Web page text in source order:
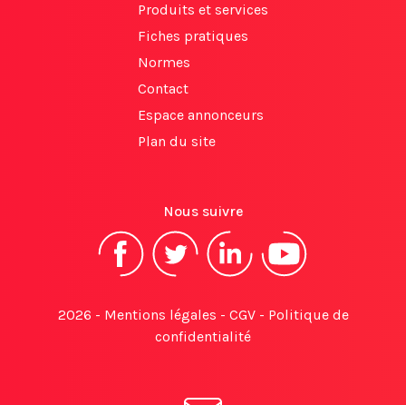
Produits et services
Fiches pratiques
Normes
Contact
Espace annonceurs
Plan du site
Nous suivre
2026 - Mentions légales - CGV- Politique de
confidentialité